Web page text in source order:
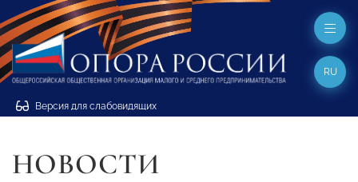
Версия для слабовидящих
RU
НОВОСТИ